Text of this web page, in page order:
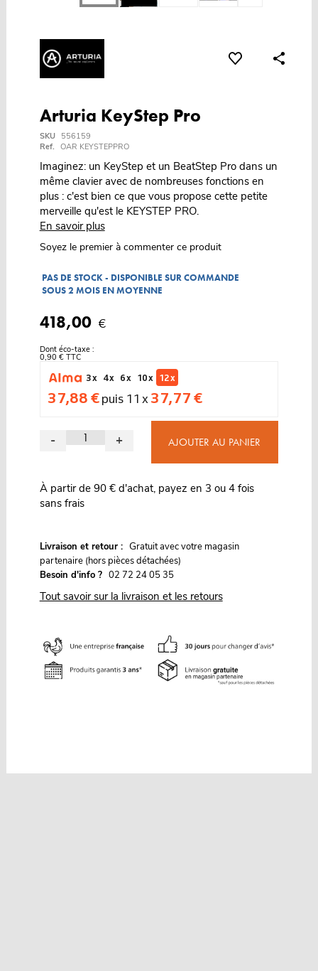
Arturia KeyStep Pro
SKU
556159
Ref. OAR KEYSTEPPRO
Imaginez: un KeyStep et un BeatStep Pro dans un
même clavier avec de nombreuses fonctions en
plus : c'est bien ce que vous propose cette petite
merveille qu'est le KEYSTEP PRO.
En savoir plus
Soyez le premier à commenter ce produit
PAS DE STOCK - DISPONIBLE SUR COMMANDE
SOUS 2 MOIS EN MOYENNE
418,00 €
Dont éco-taxe :
0,90 € TTC
3 x
4 x 6 x 10 x 12 x
37,88 €puis 11 x37,77 €
- + AJOUTER AU PANIER
À partir de 90 € d'achat, payez en 3 ou 4 fois
sans frais
Livraison et retour : Gratuit avec votre magasin
partenaire (hors pièces détachées)
Besoin d'info ? 02 72 24 05 35
Tout savoir sur la livraison et les retours